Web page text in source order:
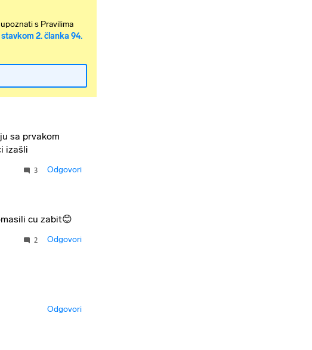
s Pravilima
2. članka 94.
sa prvakom
izašli
3 Odgovori
cu zabit😊
2 Odgovori
Odgovori